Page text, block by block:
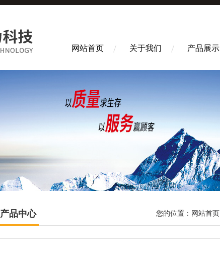
网站首页 关于我们 产品展示
产品中心 您的位置： 网站首页